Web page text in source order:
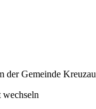
der Gemeinde Kreuzau